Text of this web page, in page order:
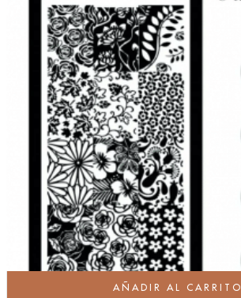
AÑADIR AL CARRITO